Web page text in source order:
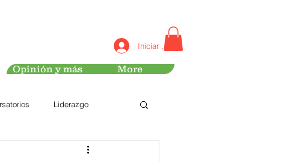
Iniciar sesión
Opinión y más More
Liderazgo